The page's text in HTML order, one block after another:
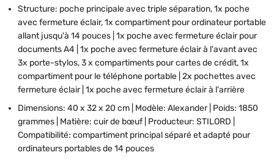
Structure: poche principale avec triple séparation, 1x poche
avec fermeture éclair, 1x compartiment pour ordinateur portable
allant jusqu'à 14 pouces | 1x poche avec fermeture éclair pour
documents A4 | 1x poche avec fermeture éclair à l'avant avec
3x porte-stylos, 3 x compartiments pour cartes de crédit, 1x
compartiment pour le téléphone portable | 2x pochettes avec
fermeture éclair | 1x poche avec fermeture éclair à l'arrière
Dimensions: 40 x 32 x 20 cm | Modèle: Alexander | Poids: 1850
grammes | Matière: cuir de bœuf | Producteur: STILORD |
Compatibilité: compartiment principal séparé et adapté pour
ordinateurs portables de 14 pouces